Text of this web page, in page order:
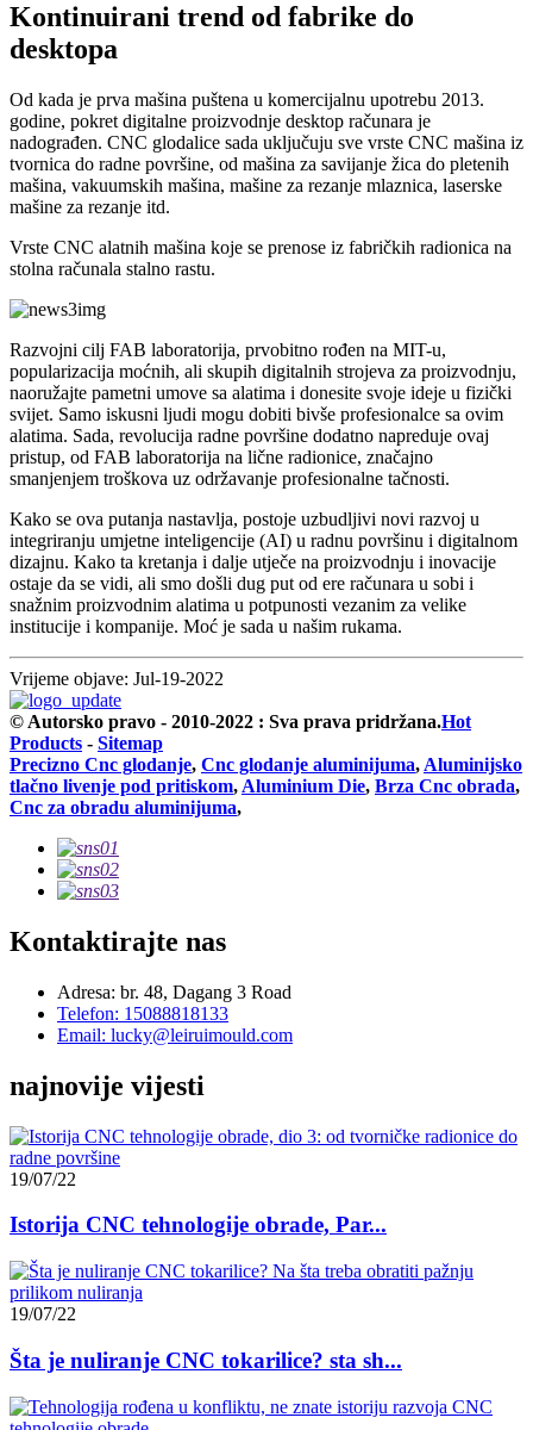
Kontinuirani trend od fabrike do
desktopa
Od kada je prva mašina puštena u komercijalnu upotrebu 2013.
godine, pokret digitalne proizvodnje desktop računara je
nadograđen. CNC glodalice sada uključuju sve vrste CNC mašina iz
tvornica do radne površine, od mašina za savijanje žica do pletenih
mašina, vakuumskih mašina, mašine za rezanje mlaznica, laserske
mašine za rezanje itd.
Vrste CNC alatnih mašina koje se prenose iz fabričkih radionica na
stolna računala stalno rastu.
Razvojni cilj FAB laboratorija, prvobitno rođen na MIT-u,
popularizacija moćnih, ali skupih digitalnih strojeva za proizvodnju,
naoružajte pametni umove sa alatima i donesite svoje ideje u fizički
svijet. Samo iskusni ljudi mogu dobiti bivše profesionalce sa ovim
alatima. Sada, revolucija radne površine dodatno napreduje ovaj
pristup, od FAB laboratorija na lične radionice, značajno
smanjenjem troškova uz održavanje profesionalne tačnosti.
Kako se ova putanja nastavlja, postoje uzbudljivi novi razvoj u
integriranju umjetne inteligencije (AI) u radnu površinu i digitalnom
dizajnu. Kako ta kretanja i dalje utječe na proizvodnju i inovacije
ostaje da se vidi, ali smo došli dug put od ere računara u sobi i
snažnim proizvodnim alatima u potpunosti vezanim za velike
institucije i kompanije. Moć je sada u našim rukama.
Vrijeme objave: Jul-19-2022
© Autorsko pravo - 2010-2022 : Sva prava pridržana.Hot
Products - Sitemap
Precizno Cnc glodanje, Cnc glodanje aluminijuma, Aluminijsko
tlačno livenje pod pritiskom, Aluminium Die, Brza Cnc obrada,
Cnc za obradu aluminijuma,
Kontaktirajte nas
Adresa: br. 48, Dagang 3 Road
Telefon: 15088818133
Email: lucky@leiruimould.com
najnovije vijesti
19/07/22
Istorija CNC tehnologije obrade, Par...
19/07/22
Šta je nuliranje CNC tokarilice? sta sh...